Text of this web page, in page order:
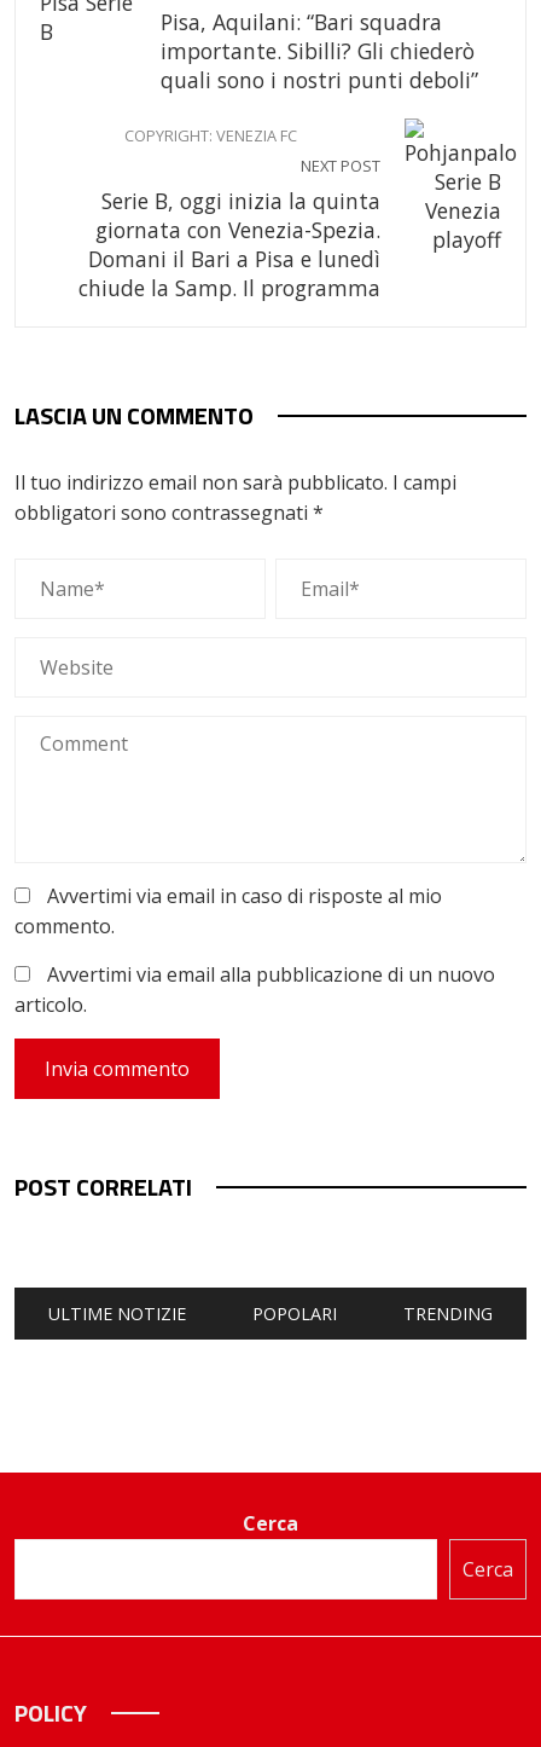
Pisa, Aquilani: “Bari squadra
importante. Sibilli? Gli chiederò
quali sono i nostri punti deboli”
COPYRIGHT: VENEZIA FC
NEXT POST
Serie B, oggi inizia la quinta
giornata con Venezia-Spezia.
Domani il Bari a Pisa e lunedì
chiude la Samp. Il programma
LASCIA UN COMMENTO
Il tuo indirizzo email non sarà pubblicato. I campi
obbligatori sono contrassegnati *
Avvertimi via email in caso di risposte al mio
commento.
Avvertimi via email alla pubblicazione di un nuovo
articolo.
POST CORRELATI
ULTIME NOTIZIE POPOLARI TRENDING
Cerca
Cerca
POLICY